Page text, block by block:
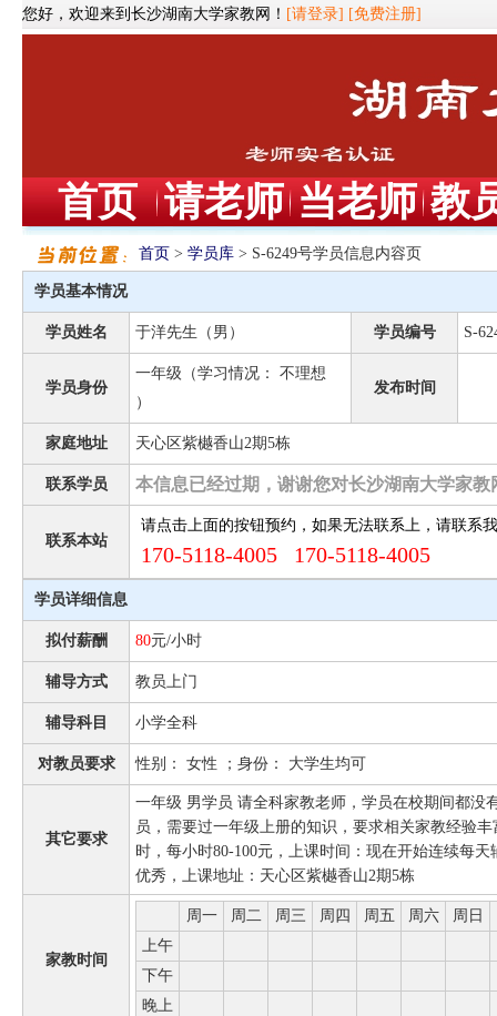
您好，欢迎来到长沙湖南大学家教网！ [请登录] [免费注册]
首页 请老师 当老师 教
首页 > 学员库 > S-6249号学员信息内容页
学员基本情况
学员姓名 于洋先生（男） 学员编号 S-
学员身份
一年级（学习情况： 不理想
）
发布时间
家庭地址 天心区紫樾香山2期5栋
联系学员 本信息已经过期，谢谢您对长沙湖南大学家教
联系本站
请点击上面的按钮预约，如果无法联系上，请联系
170-5118-4005 170-5118-4005
学员详细信息
拟付薪酬 80元/小时
辅导方式 教员上门
辅导科目 小学全科
对教员要求 性别： 女性 ；身份： 大学生均可
其它要求
一年级 男学员 请全科家教老师，学员在校期间都没
员，需要过一年级上册的知识，要求相关家教经验
时，每小时80-100元，上课时间：现在开始连续每
优秀，上课地址：天心区紫樾香山2期5栋
家教时间
周一 周二 周三 周四 周五 周六 周日
上午
下午
晚上